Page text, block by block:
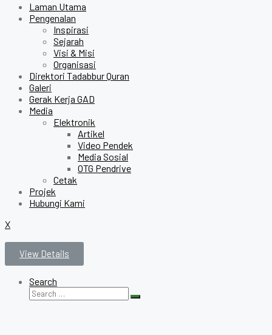
Laman Utama
Pengenalan
Inspirasi
Sejarah
Visi & Misi
Organisasi
Direktori Tadabbur Quran
Galeri
Gerak Kerja GAD
Media
Elektronik
Artikel
Video Pendek
Media Sosial
OTG Pendrive
Cetak
Projek
Hubungi Kami
X
View Details
Search